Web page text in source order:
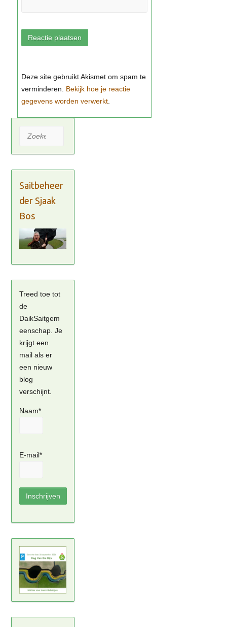
Bekijk hoe je reactie
gegevens worden verwerkt
Zoeken
Saitbeheer
der Sjaak
Bos
Treed toe tot
de
DaikSaitgem
eenschap. Je
krijgt een
mail als er
een nieuw
blog
verschijnt.
Naam*
E-mail*